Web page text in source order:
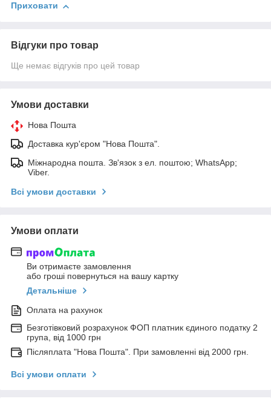
Приховати
Відгуки про товар
Ще немає відгуків про цей товар
Умови доставки
Нова Пошта
Доставка кур'єром "Нова Пошта".
Міжнародна пошта. Зв'язок з ел. поштою; WhatsApp;
Viber.
Всі умови доставки
Умови оплати
Ви отримаєте замовлення
або гроші повернуться на вашу картку
Детальніше
Оплата на рахунок
Безготівковий розрахунок ФОП платник єдиного податку 2
група, від 1000 грн
Післяплата "Нова Пошта". При замовленні від 2000 грн.
Всі умови оплати